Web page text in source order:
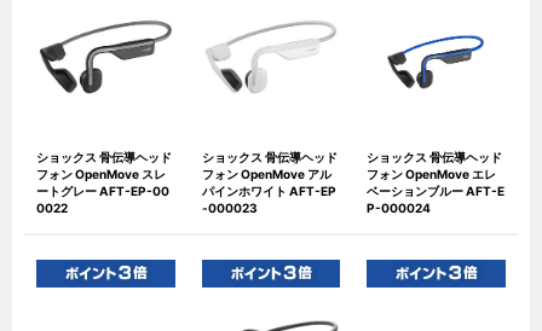
ショックス 骨伝導ヘッド
フォン OpenMove スレ
ートグレー AFT-EP-00
0022
ショックス 骨伝導ヘッド
フォン OpenMove アル
パインホワイト AFT-EP
-000023
ショックス 骨伝導ヘッド
フォン OpenMove エレ
ベーションブルー AFT-E
P-000024